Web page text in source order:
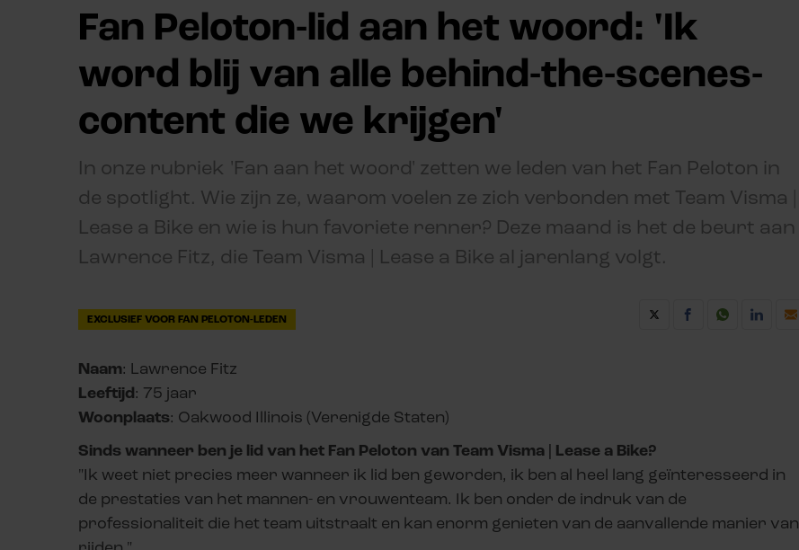
Fan Peloton-lid aan het woord: 'Ik
word blij van alle behind-the-scenes-
content die we krijgen'
In onze rubriek 'Fan aan het woord' zetten we leden van het Fan Peloton in
de spotlight. Wie zijn ze, waarom voelen ze zich verbonden met Team Visma |
Lease a Bike en wie is hun favoriete renner? Deze maand is het de beurt aan
Lawrence Fitz, die Team Visma | Lease a Bike al jarenlang volgt.
EXCLUSIEF VOOR FAN PELOTON-LEDEN
Naam: Lawrence Fitz
Leeftijd: 75 jaar
Woonplaats: Oakwood Illinois (Verenigde Staten)
Sinds wanneer ben je lid van het Fan Peloton van Team Visma | Lease a Bike?
"Ik weet niet precies meer wanneer ik lid ben geworden, ik ben al heel lang geïnteresseerd in
de prestaties van het mannen- en vrouwenteam. Ik ben onder de indruk van de
professionaliteit die het team uitstraalt en kan enorm genieten van de aanvallende manier van